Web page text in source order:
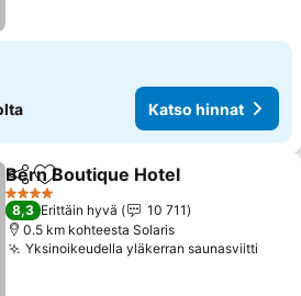
Katso hinnat
Jaa Lisää suosikkeihin
Bern Boutique Hotel
4 Tähtiluokitus
8,3 Erittäin hyvä
10 711
0.5 km kohteesta Solaris
Yksinoikeudella yläkerran saunasviitti